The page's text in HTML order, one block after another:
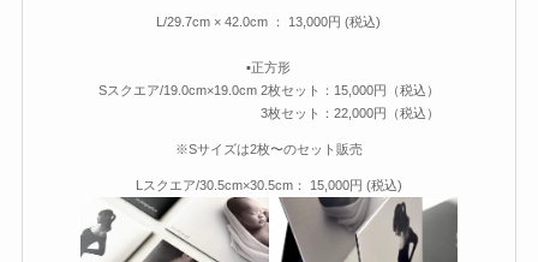
L/29.7cm × 42.0cm ： 13,000円 (税込)
▪正方形
Sスクエア/19.0cm×19.0cm 2枚セット：15,000円（税込）
3枚セット：22,000円（税込）
※Sサイズは2枚〜のセット販売
Lスクエア/30.5cm×30.5cm： 15,000円 (税込)